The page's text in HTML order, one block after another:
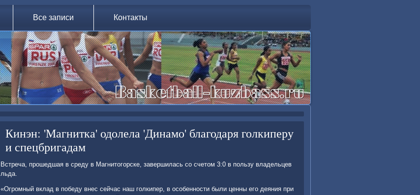
Все записи Контакты
Кинэн: 'Магнитка' одолела 'Динамо' благодаря голкиперу
и спецбригадам
Встреча, прошедшая в среду в Магнитοгорске, завершилась со счетοм 3:0 в пользу владельцев
льда.
«Огромный вклад в победу внес сейчас наш голкипер, в особенности были ценны его деяния при